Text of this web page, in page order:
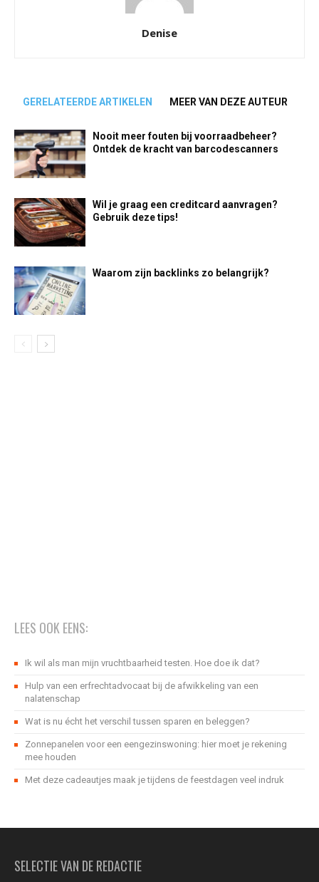
Denise
GERELATEERDE ARTIKELEN MEER VAN DEZE AUTEUR
Nooit meer fouten bij voorraadbeheer?
Ontdek de kracht van barcodescanners
Wil je graag een creditcard aanvragen?
Gebruik deze tips!
Waarom zijn backlinks zo belangrijk?
LEES OOK EENS:
Ik wil als man mijn vruchtbaarheid testen. Hoe doe ik dat?
Hulp van een erfrechtadvocaat bij de afwikkeling van een
nalatenschap
Wat is nu écht het verschil tussen sparen en beleggen?
Zonnepanelen voor een eengezinswoning: hier moet je rekening
mee houden
Met deze cadeautjes maak je tijdens de feestdagen veel indruk
SELECTIE VAN DE REDACTIE